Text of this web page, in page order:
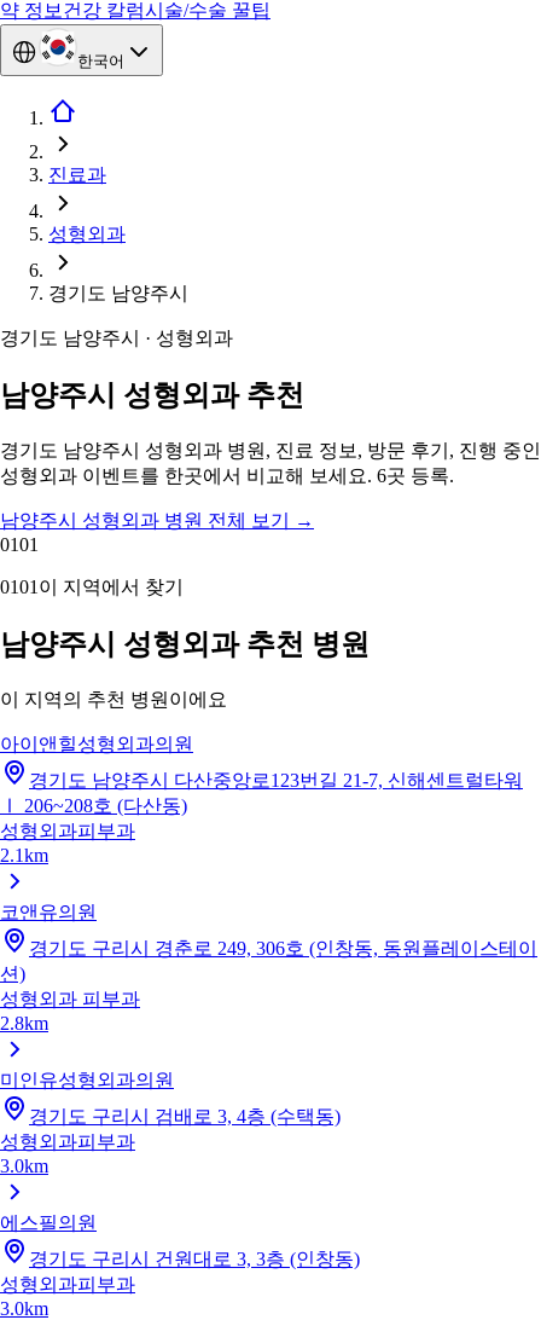
약 정보 건강 칼럼시술/수술 꿀팁
한국어
진료과
성형외과
경기도 남양주시
경기도 남양주시 · 성형외과
남양주시 성형외과 추천
경기도 남양주시 성형외과 병원, 진료 정보, 방문 후기, 진행 중인
성형외과 이벤트를 한곳에서 비교해 보세요. 6곳 등록.
남양주시 성형외과 병원 전체 보기
→
0101
0101 이 지역에서 찾기
남양주시 성형외과 추천 병원
이 지역의 추천 병원이에요
아이앤힐성형외과의원
경기도 남양주시 다산중앙로123번길 21-7, 신해센트럴타워
Ⅰ 206~208호 (다산동)
성형외과피부과
2.1km
코앤유의원
경기도 구리시 경춘로 249, 306호 (인창동, 동원플레이스테이
션)
성형외과 피부과
2.8km
미인유성형외과의원
경기도 구리시 검배로 3, 4층 (수택동)
성형외과피부과
3.0km
에스필의원
경기도 구리시 건원대로 3, 3층 (인창동)
성형외과피부과
3.0km